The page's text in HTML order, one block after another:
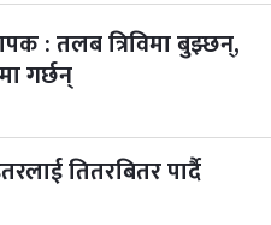
२ महिना बाँकी
: तलब त्रिविमा बुझ्छन्,
गर्छन्
तितरबितर पार्दै